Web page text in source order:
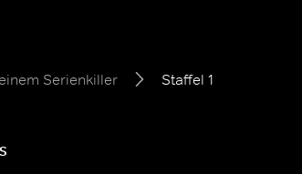
Serienkiller Staffel 1